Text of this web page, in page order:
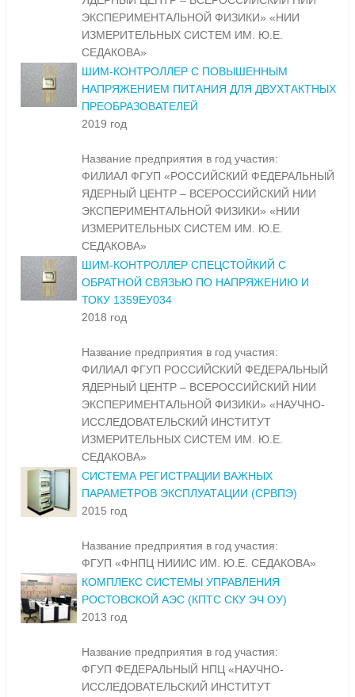
ЭКСПЕРИМЕНТАЛЬНОЙ ФИЗИКИ» «НИИ
ИЗМЕРИТЕЛЬНЫХ СИСТЕМ ИМ. Ю.Е.
СЕДАКОВА»
ШИМ-КОНТРОЛЛЕР С ПОВЫШЕННЫМ
НАПРЯЖЕНИЕМ ПИТАНИЯ ДЛЯ ДВУХТАКТНЫХ
ПРЕОБРАЗОВАТЕЛЕЙ
2019 год
Название предприятия в год участия:
ФИЛИАЛ ФГУП «РОССИЙСКИЙ ФЕДЕРАЛЬНЫЙ
ЯДЕРНЫЙ ЦЕНТР – ВСЕРОССИЙСКИЙ НИИ
ЭКСПЕРИМЕНТАЛЬНОЙ ФИЗИКИ» «НИИ
ИЗМЕРИТЕЛЬНЫХ СИСТЕМ ИМ. Ю.Е.
СЕДАКОВА»
ШИМ-КОНТРОЛЛЕР СПЕЦСТОЙКИЙ С
ОБРАТНОЙ СВЯЗЬЮ ПО НАПРЯЖЕНИЮ И
ТОКУ 1359ЕУ034
2018 год
Название предприятия в год участия:
ФИЛИАЛ ФГУП РОССИЙСКИЙ ФЕДЕРАЛЬНЫЙ
ЯДЕРНЫЙ ЦЕНТР – ВСЕРОССИЙСКИЙ НИИ
ЭКСПЕРИМЕНТАЛЬНОЙ ФИЗИКИ» «НАУЧНО-
ИССЛЕДОВАТЕЛЬСКИЙ ИНСТИТУТ
ИЗМЕРИТЕЛЬНЫХ СИСТЕМ ИМ. Ю.Е.
СЕДАКОВА»
CИСТЕМА РЕГИСТРАЦИИ ВАЖНЫХ
ПАРАМЕТРОВ ЭКСПЛУАТАЦИИ (СРВПЭ)
2015 год
Название предприятия в год участия:
ФГУП «ФНПЦ НИИИС ИМ. Ю.Е. СЕДАКОВА»
КОМПЛЕКС СИСТЕМЫ УПРАВЛЕНИЯ
РОСТОВСКОЙ АЭС (КПТС СКУ ЭЧ ОУ)
2013 год
Название предприятия в год участия:
ФГУП ФЕДЕРАЛЬНЫЙ НПЦ «НАУЧНО-
ИССЛЕДОВАТЕЛЬСКИЙ ИНСТИТУТ